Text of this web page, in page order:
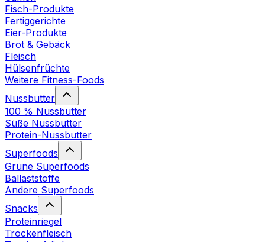
Fisch-Produkte
Fertiggerichte
Eier-Produkte
Brot & Gebäck
Fleisch
Hülsenfrüchte
Weitere Fitness-Foods
Nussbutter
100 % Nussbutter
Süße Nussbutter
Protein-Nussbutter
Superfoods
Grüne Superfoods
Ballaststoffe
Andere Superfoods
Snacks
Proteinriegel
Trockenfleisch